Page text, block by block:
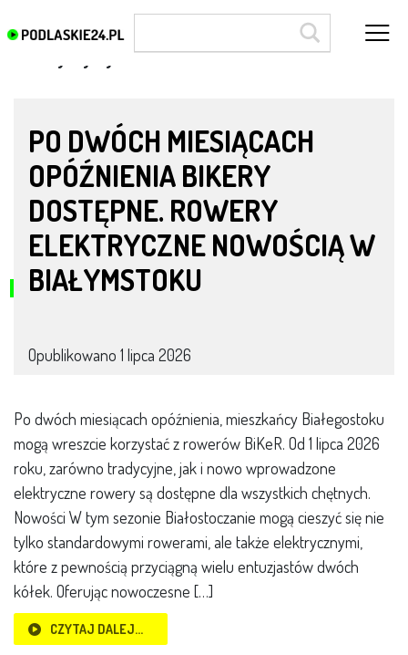
PO DWÓCH MIESIĄCACH
OPÓŹNIENIA BIKERY
DOSTĘPNE. ROWERY
ELEKTRYCZNE NOWOŚCIĄ W
BIAŁYMSTOKU
Opublikowano 1 lipca 2026
Po dwóch miesiącach opóźnienia, mieszkańcy Białegostoku
mogą wreszcie korzystać z rowerów BiKeR. Od 1 lipca 2026
roku, zarówno tradycyjne, jak i nowo wprowadzone
elektryczne rowery są dostępne dla wszystkich chętnych.
Nowości W tym sezonie Białostoczanie mogą cieszyć się nie
tylko standardowymi rowerami, ale także elektrycznymi,
które z pewnością przyciągną wielu entuzjastów dwóch
kółek. Oferując nowoczesne […]
CZYTAJ DALEJ…